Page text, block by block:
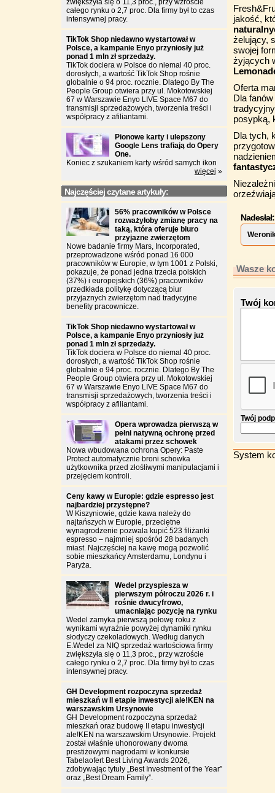
jakość,
żelujący,
swojej
żyjących
Oferta
Dla
posypką,
Dla tych,
Nadesłał:
Wasze
Twój
Twój
System
zwiększyła się o 11,3 proc., przy wzroście
całego rynku o 2,7 proc. Dla firmy był to czas
intensywnej pracy.
TikTok Shop niedawno wystartował w
Polsce, a kampanie Enyo przyniosły już
ponad 1 mln zł sprzedaży.
TikTok dociera w Polsce do niemal 40 proc.
dorosłych, a wartość TikTok Shop rośnie
globalnie o 94 proc. rocznie. Dlatego By The
People Group otwiera przy ul. Mokotowskiej
67 w Warszawie Enyo LIVE Space M67 do
transmisji sprzedażowych, tworzenia treści i
współpracy z afiliantami.
Pionowe karty i ulepszony
Google Lens trafiają do Opery
One.
Koniec z szukaniem karty wśród samych ikon
więcej »
Najczęściej czytane artykuły:
56% pracowników w Polsce
rozważyłoby zmianę pracy na
taką, która oferuje biuro
przyjazne zwierzętom
Nowe badanie firmy Mars, Incorporated,
przeprowadzone wśród ponad 16 000
pracowników w Europie, w tym 1001 z Polski,
pokazuje, że ponad jedna trzecia polskich
(37%) i europejskich (36%) pracowników
przedkłada politykę dotyczącą biur
przyjaznych zwierzętom nad tradycyjne
benefity pracownicze.
TikTok Shop niedawno wystartował w
Polsce, a kampanie Enyo przyniosły już
ponad 1 mln zł sprzedaży.
TikTok dociera w Polsce do niemal 40 proc.
dorosłych, a wartość TikTok Shop rośnie
globalnie o 94 proc. rocznie. Dlatego By The
People Group otwiera przy ul. Mokotowskiej
67 w Warszawie Enyo LIVE Space M67 do
transmisji sprzedażowych, tworzenia treści i
współpracy z afiliantami.
Opera wprowadza pierwszą w
pełni natywną ochronę przed
atakami przez schowek
Nowa wbudowana ochrona Opery: Paste
Protect automatycznie broni schowka
użytkownika przed złośliwymi manipulacjami i
przejęciem kontroli.
Ceny kawy w Europie: gdzie espresso jest
najbardziej przystępne?
W Kiszyniowie, gdzie kawa należy do
najtańszych w Europie, przeciętne
wynagrodzenie pozwala kupić 523 filiżanki
espresso – najmniej spośród 28 badanych
miast. Najczęściej na kawę mogą pozwolić
sobie mieszkańcy Amsterdamu, Londynu i
Paryża.
Wedel przyspiesza w
pierwszym półroczu 2026 r. i
rośnie dwucyfrowo,
umacniając pozycję na rynku
Wedel zamyka pierwszą połowę roku z
wynikami wyraźnie powyżej dynamiki rynku
słodyczy czekoladowych. Według danych
E.Wedel za NIQ sprzedaż wartościowa firmy
zwiększyła się o 11,3 proc., przy wzroście
całego rynku o 2,7 proc. Dla firmy był to czas
intensywnej pracy.
GH Development rozpoczyna sprzedaż
mieszkań w II etapie inwestycji ale!KEN na
warszawskim Ursynowie
GH Development rozpoczyna sprzedaż
mieszkań oraz budowę II etapu inwestycji
ale!KEN na warszawskim Ursynowie. Projekt
został właśnie uhonorowany dwoma
prestiżowymi nagrodami w konkursie
Tabelaofert Best Living Awards 2026,
zdobywając tytuły „Best Investment of the Year”
oraz „Best Dream Family”.